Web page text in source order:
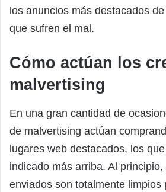
los anuncios más destacados
que sufren el mal.
Cómo actúan los
malvertising
En una gran cantidad de
de malvertising actúan
lugares web destacados, los
indicado más arriba. Al
enviados son totalmente limpios